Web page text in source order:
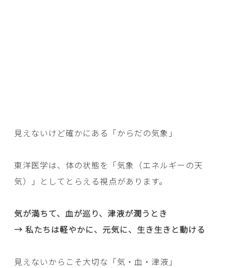
見えないけど確かにある「からだの気象」
東洋医学は、体の状態を「気象（エネルギーの天
気）」としてとらえる視点があります。
気が満ちて、血が巡り、津液が潤うとき
→ 私たちは軽やかに、元気に、生き生きと動ける
見えないからこそ大切な「気・血・津液」